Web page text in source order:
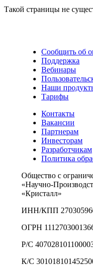
Такой страницы не
Сообщить об
Поддержка
Вебинары
Наши
Тарифы
Контакты
Вакансии
Партнерам
Инвесторам
Разработчикам
Политика
Общество с
«Научно-
«Кристалл»
ИНН/КПП
ОГРН
Р/С
К/С